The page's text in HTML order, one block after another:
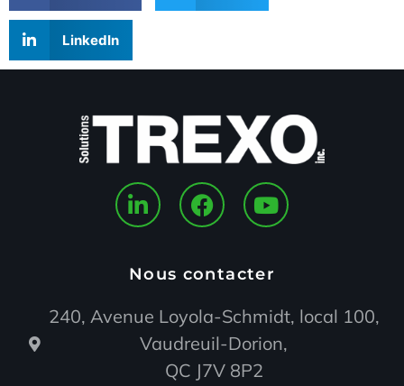
LinkedIn
Nous contacter
240, Avenue Loyola-Schmidt, local 100,
Vaudreuil-Dorion,
QC J7V 8P2